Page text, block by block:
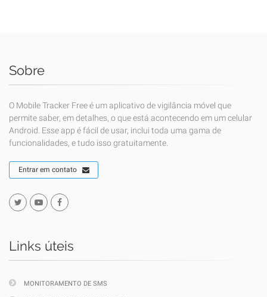
Sobre
O Mobile Tracker Free é um aplicativo de vigilância móvel que
permite saber, em detalhes, o que está acontecendo em um celular
Android. Esse app é fácil de usar, inclui toda uma gama de
funcionalidades, e tudo isso gratuitamente.
Entrar em contato
Links úteis
MONITORAMENTO DE SMS